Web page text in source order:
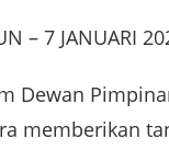
– 7 JANUARI
Dewan
memberikan